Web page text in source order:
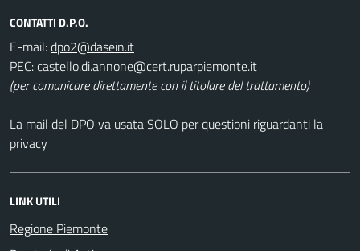
CONTATTI D.P.O.
E-mail:
PEC:
(per comunicare direttamente con il titolare del trattamento)
La mail del DPO va usata SOLO per questioni riguardanti la
privacy
LINK UTILI
Regione Piemonte